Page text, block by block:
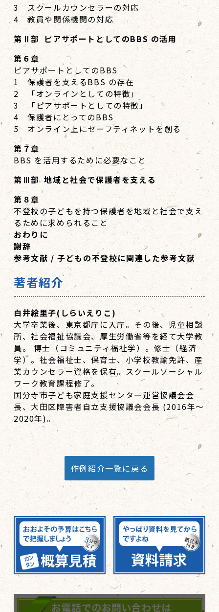
3 スクールカウンセラーの対応
4 教員や関係機関の対応
第Ⅱ部 ピアサポートとしてのBBS の活用
第６章
ピアサポートとしてのBBS
1 保護者を支えるBBS の存在
2 「オンラインとしての特徴」
3 「ピアサポートとしての特徴」
4 保護者にとってのBBS
5 オンライン上にセーフティネットを創る
第７章
BBS を活用するために必要なこと
第Ⅲ部 地域と社会で保護者を支える
第８章
不登校の子どもを持つ保護者を地域と社会で支え
るために求められること
おわりに
謝辞
参考文献 / 子どもの不登校に関連した参考文献
著者紹介
白井絵里子(しらいえりこ)
大学卒業後、東京都庁に入庁。その後、児童相談
所、社会福祉協議会、厚生労働省等を経て大学教
員。 博士（コミュニティ福祉学）。修士（経済
学）。社会福祉士、保育士、小学校教諭免許、産
業カウンセラー資格を保有。スクールソーシャル
ワーク教育課程修了。
国分寺市子ども家庭支援センター運営協議会会
長、大田区障害者自立支援協議会会長 (2016年～
2020年)。
作例紹介一覧に戻る